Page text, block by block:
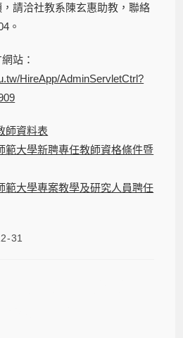
請洽社教系陳玄惠助教，聯絡
。
站：
HireApp/AdminServletCtrl?
師資料表
範大學新聘專任教師資格條件暨
範大學專案教學及研究人員聘任
31